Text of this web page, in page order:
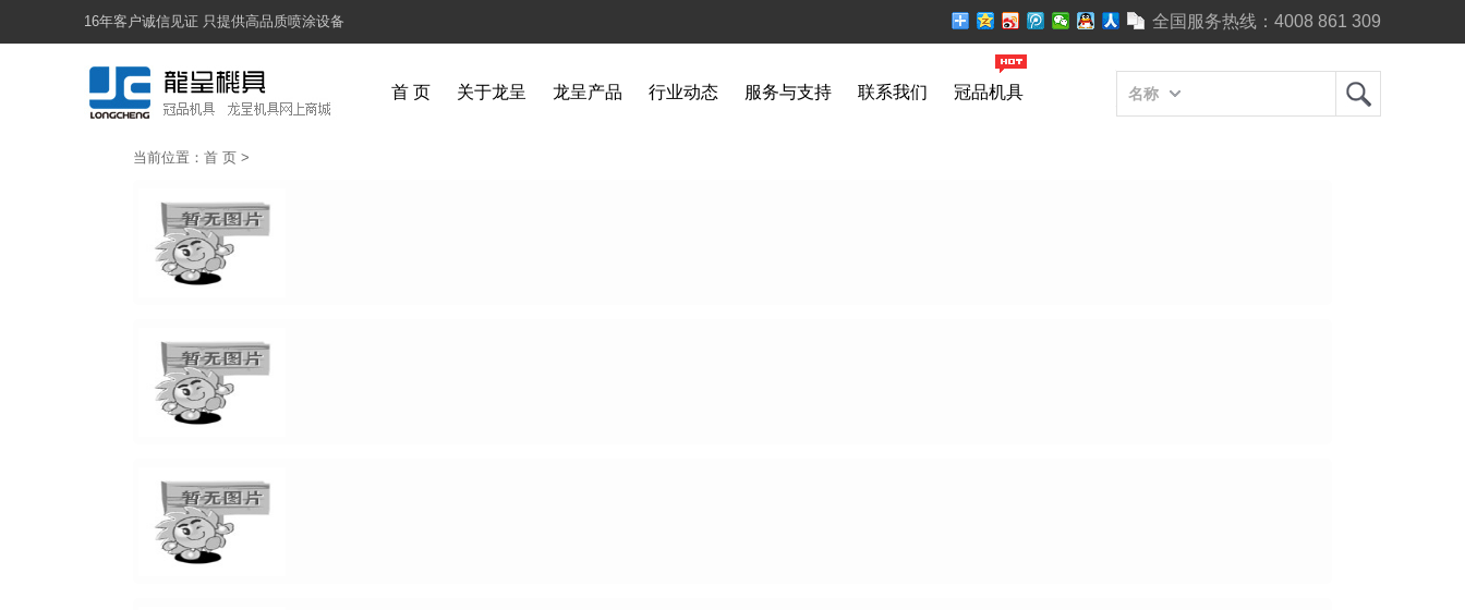
16年客户诚信见证 只提供高品质喷涂设备 全国服务热线： 4008 861 309
首 页 关于龙呈 龙呈产品 行业动态 服务与支持 联系我们 冠品机具 名称
当前位置： 首 页 >